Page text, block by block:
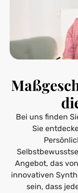
Bei uns finden
Sie
Angebot, das
innovativen
sein, dass